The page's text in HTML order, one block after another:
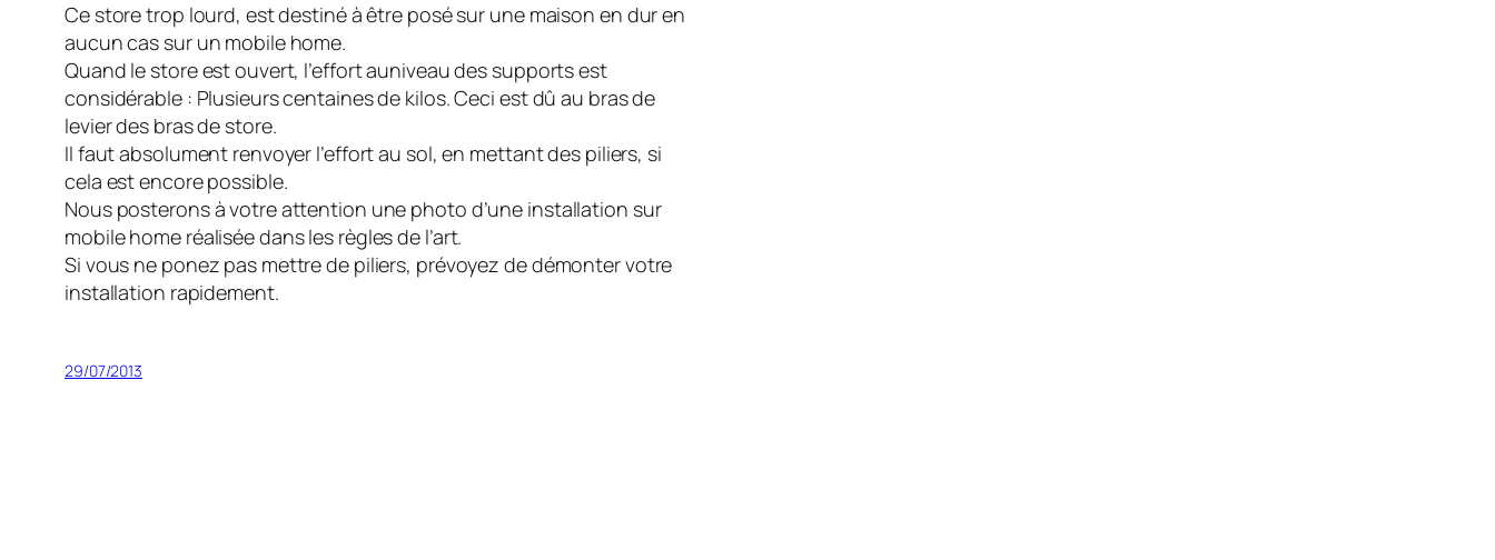
Ce store trop lourd, est destiné à être posé sur une maison en dur en
aucun cas sur un mobile home.
Quand le store est ouvert, l’effort auniveau des supports est
considérable : Plusieurs centaines de kilos. Ceci est dû au bras de
levier des bras de store.
Il faut absolument renvoyer l’effort au sol, en mettant des piliers, si
cela est encore possible.
Nous posterons à votre attention une photo d’une installation sur
mobile home réalisée dans les règles de l’art.
Si vous ne ponez pas mettre de piliers, prévoyez de démonter votre
installation rapidement.
29/07/2013